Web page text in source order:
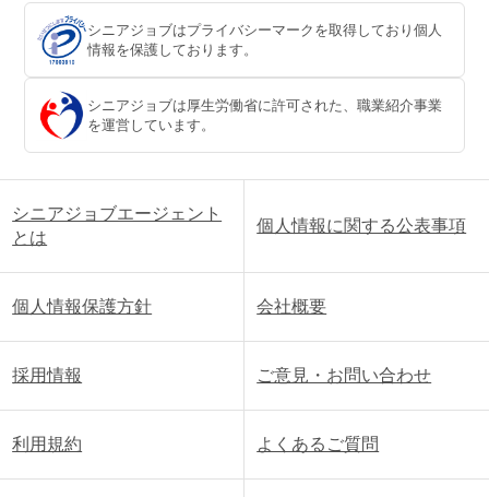
シニアジョブはプライバシーマークを取得しており個人
情報を保護しております。
シニアジョブは厚生労働省に許可された、職業紹介事業
を運営しています。
シニアジョブエージェント
とは
個人情報に関する公表事項
個人情報保護方針 会社概要
採用情報 ご意見・お問い合わせ
利用規約 よくあるご質問